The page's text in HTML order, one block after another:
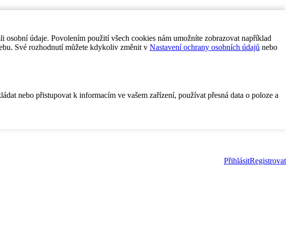
údaje. Povolením použití všech cookies nám umožníte zobrazovat například
Své rozhodnutí můžete kdykoliv změnit v Nastavení ochrany osobních údajů nebo
nebo přistupovat k informacím ve vašem zařízení, používat přesná data o poloze a
PřihlásitRegistrovat